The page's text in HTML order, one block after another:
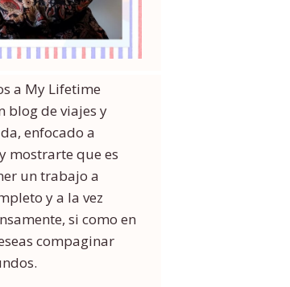
a My Lifetime
blog de viajes y
enfocado a
mostrarte que es
un trabajo a
y a la vez
si como en
compaginar